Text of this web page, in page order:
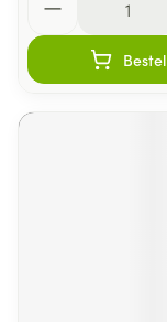
Bestel